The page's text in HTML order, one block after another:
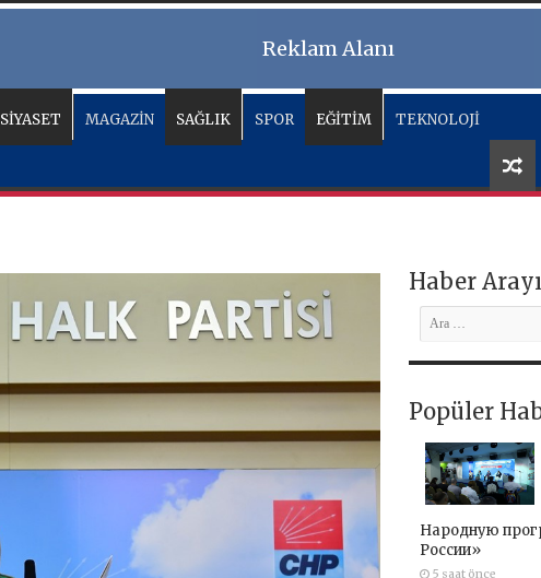
Reklam Alanı
SİYASET MAGAZİN SAĞLIK SPOR EĞİTİM TEKNOLOJİ
Haber
Popüler
Народную
России»
5 saat önce